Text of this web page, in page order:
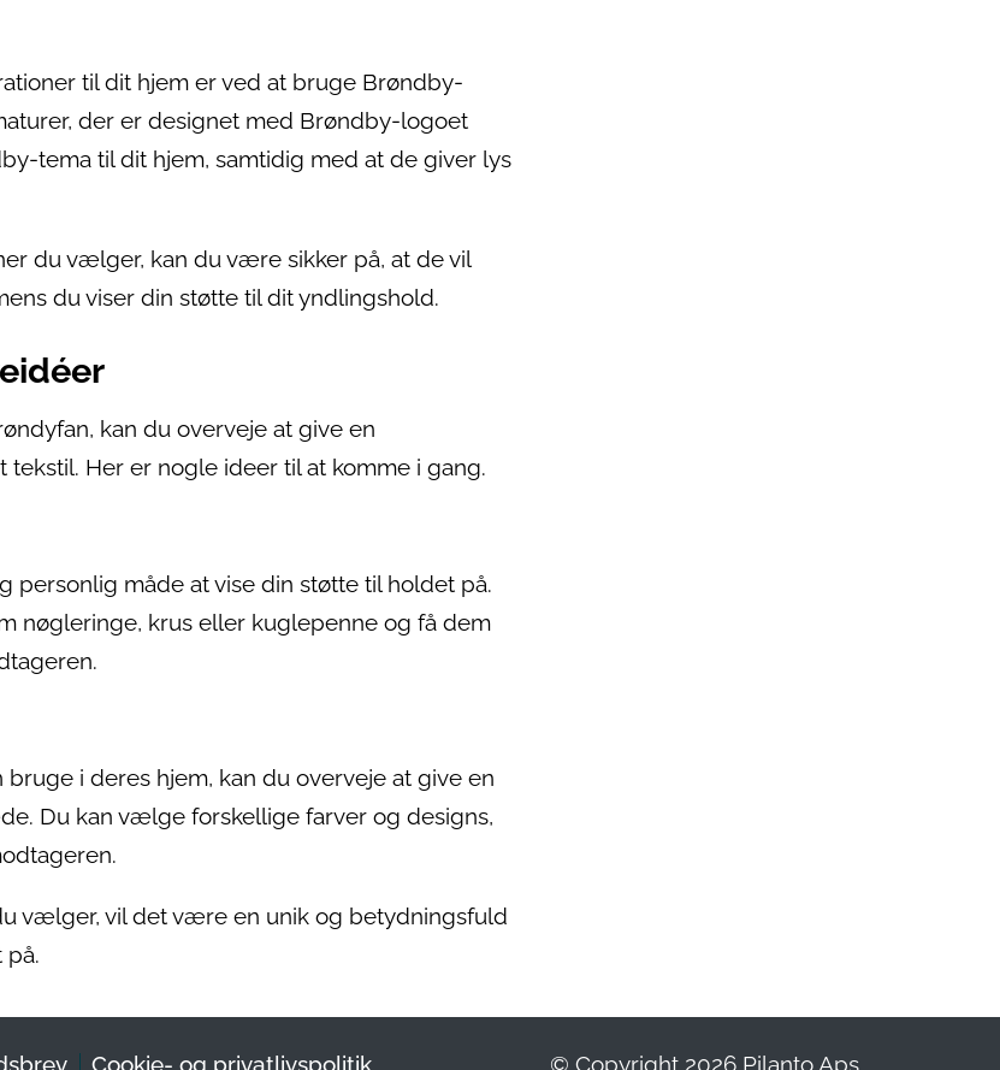
til dit hjem er ved at bruge Brøndby-
der er designet med Brøndby-logoet
tema til dit hjem, samtidig med at de giver lys
du vælger, kan du være sikker på, at de vil
du viser din støtte til dit yndlingshold.
kan du overveje at give en
Her er nogle ideer til at komme i gang.
personlig måde at vise din støtte til holdet på.
nøgleringe, krus eller kuglepenne og få dem
i deres hjem, kan du overveje at give en
Du kan vælge forskellige farver og designs,
vælger, vil det være en unik og betydningsfuld